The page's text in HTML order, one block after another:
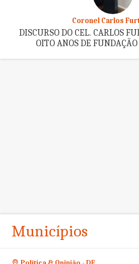
Coronel Carlos
DISCURSO DO CEL. CARLOS
OITO ANOS DE
Municípios